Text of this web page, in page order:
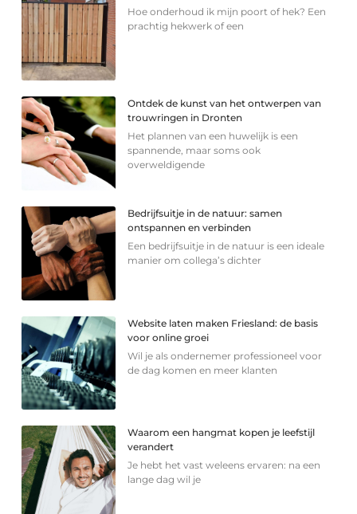
Hoe onderhoud ik mijn poort of hek? Een
prachtig hekwerk of een
Ontdek de kunst van het ontwerpen van
trouwringen in Dronten
Het plannen van een huwelijk is een
spannende, maar soms ook
overweldigende
Bedrijfsuitje in de natuur: samen
ontspannen en verbinden
Een bedrijfsuitje in de natuur is een ideale
manier om collega’s dichter
Website laten maken Friesland: de basis
voor online groei
Wil je als ondernemer professioneel voor
de dag komen en meer klanten
Waarom een hangmat kopen je leefstijl
verandert
Je hebt het vast weleens ervaren: na een
lange dag wil je